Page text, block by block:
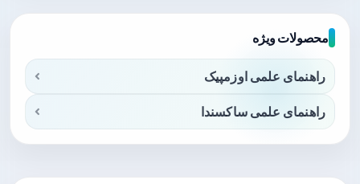
محصولات ویژه
راهنمای علمی اوزمپیک
راهنمای علمی ساکسندا